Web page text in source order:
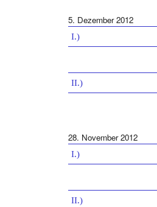
5. Dezember 2012
I.)
II.)
28. November 2012
I.)
II.)